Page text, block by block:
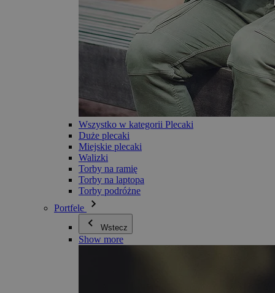
Wszystko w kategorii Plecaki
Duże plecaki
Miejskie plecaki
Walizki
Torby na ramię
Torby na laptopa
Torby podróżne
Portfele
Wstecz
Show more